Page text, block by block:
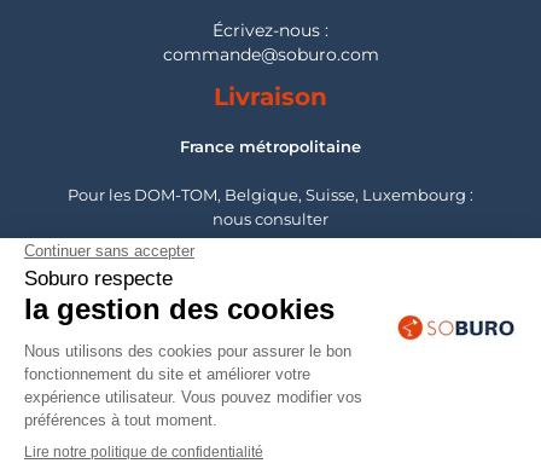
Écrivez-nous :
commande@soburo.com
Livraison
France métropolitaine
Pour les DOM-TOM, Belgique, Suisse, Luxembourg :
nous consulter
France métropolitaine
Pour les DOM-TOM, Belgique, Suisse, Luxembourg :
nous consulter